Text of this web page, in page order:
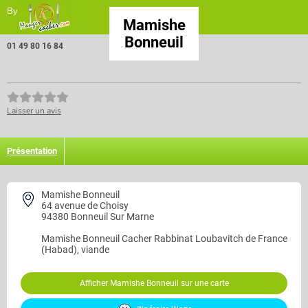
By
Mamishe
Bonneuil
01 49 80 16 84
Laisser un avis
Présentation
Mamishe Bonneuil
64 avenue de Choisy
94380 Bonneuil Sur Marne
Mamishe Bonneuil Cacher Rabbinat Loubavitch de France
(Habad), viande
Afficher Mamishe Bonneuil sur une carte